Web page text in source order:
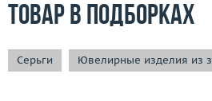
Товар в подборках
Серьги Ювелирные изделия из